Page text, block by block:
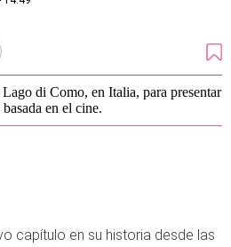
di Como, en Italia, para presentar
en el cine.
capítulo en su historia desde las